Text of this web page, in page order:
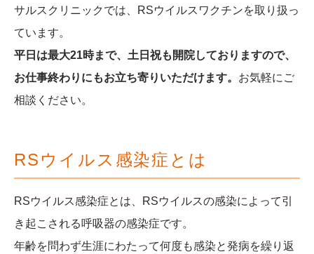
サルスクリニックでは、RSウイルスワクチンを取り扱っ
ています。
平日は最大21時まで、土日祝も開院しておりますので、
お仕事終わりにもお立ち寄りいただけます。 お気軽にご
相談ください。
RSウイルス感染症とは
RSウイルス感染症とは、RSウイルスの感染によって引
き起こされる呼吸器の感染症です。
年齢を問わず生涯にわたって何度も感染と発病を繰り返